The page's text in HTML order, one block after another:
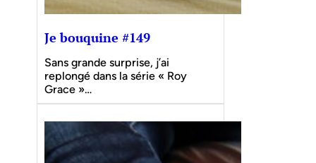
Je bouquine #149
Sans grande surprise, j’ai
replongé dans la série « Roy
Grace »…